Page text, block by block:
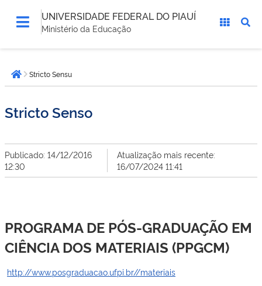
UNIVERSIDADE FEDERAL DO PIAUÍ
Ministério da Educação
está
aqui:Página inicial
Stricto Sensu
Stricto Senso
Publicado: 14/12/2016
12:30
Atualização mais recente:
16/07/2024 11:41
PROGRAMA DE PÓS-GRADUAÇÃO EM
CIÊNCIA DOS MATERIAIS (PPGCM)
http://www.posgraduacao.ufpi.br//materiais